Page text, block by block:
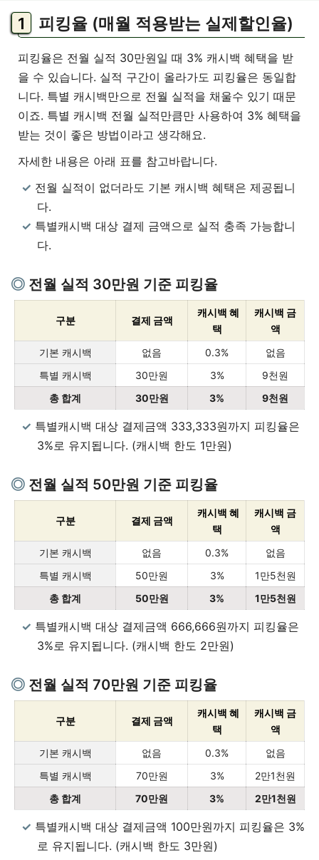
피킹율 (매월 적용받는 실제할인율)
피킹율은 전월 실적 30만원일 때 3% 캐시백 혜택을 받
을 수 있습니다. 실적 구간이 올라가도 피킹율은 동일합
니다. 특별 캐시백만으로 전월 실적을 채울수 있기 때문
이죠. 특별 캐시백 전월 실적만큼만 사용하여 3% 혜택을
받는 것이 좋은 방법이라고 생각해요.
자세한 내용은 아래 표를 참고바랍니다.
전월 실적이 없더라도 기본 캐시백 혜택은 제공됩니
다.
특별캐시백 대상 결제 금액으로 실적 충족 가능합니
다.
전월 실적 30만원 기준 피킹율
구분 결제 금액
캐시백 혜
택
캐시백 금
액
기본 캐시백
없음 0.3%
없음
특별 캐시백
30만원 3%
9천원
총 합계
30만원 3% 9천원
특별캐시백 대상 결제금액 333,333원까지 피킹율은
3%로 유지됩니다. (캐시백 한도 1만원)
전월 실적 50만원 기준 피킹율
구분 결제 금액
캐시백 혜
택
캐시백 금
액
기본 캐시백
없음 0.3%
없음
특별 캐시백
50만원 3%
1만5천원
총 합계
50만원 3% 1만5천원
특별캐시백 대상 결제금액 666,666원까지 피킹율은
3%로 유지됩니다. (캐시백 한도 2만원)
전월 실적 70만원 기준 피킹율
구분 결제 금액
캐시백 혜
택
캐시백 금
액
기본 캐시백
없음 0.3%
없음
특별 캐시백
70만원 3%
2만1천원
총 합계
70만원 3% 2만1천원
특별캐시백 대상 결제금액 100만원까지 피킹율은 3%
로 유지됩니다. (캐시백 한도 3만원)